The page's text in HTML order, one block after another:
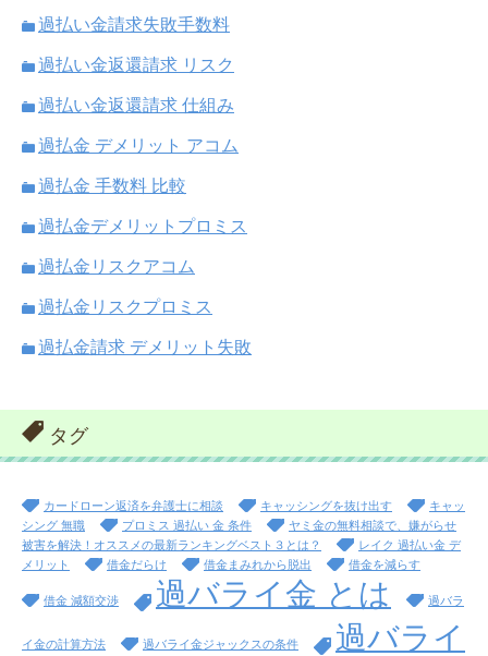
過払い金請求失敗手数料
過払い金返還請求 リスク
過払い金返還請求 仕組み
過払金 デメリット アコム
過払金 手数料 比較
過払金デメリットプロミス
過払金リスクアコム
過払金リスクプロミス
過払金請求 デメリット失敗
タグ
カードローン返済を弁護士に相談 キャッシングを抜け出す
キャッ
シング 無職
プロミス 過払い 金 条件
ヤミ金の無料相談で、嫌がらせ
被害を解決！オススメの最新ランキングベスト３とは？
レイク 過払い金 デ
メリット
借金だらけ 借金まみれから脱出 借金を減らす
借金 減額交渉 過バライ金 とは 過バラ
イ金の計算方法 過バライ金ジャックスの条件
過バライ